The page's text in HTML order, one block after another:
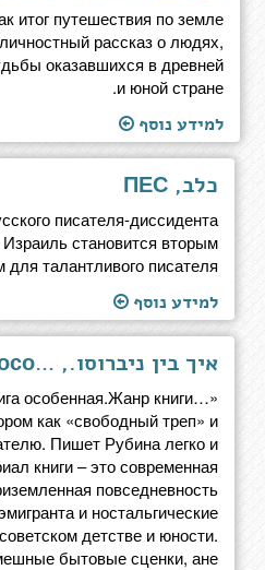
итог путешествия по земле
рассказ о людях,
оказавшихся в древней
и юной стране.
למידע נוסף
כלב, ПЕС
писателя-диссидента
становится вторым
для талантливого писателя.
למידע נוסף
איך בין ניברוסו., …Их бин нервосо!»
особенная.Жанр книги
как «свободный треп» и
Пишет Рубина легко и
книги – это современная
повседневность
и ностальгические
детстве и юности.
бытовые сценки, ане...